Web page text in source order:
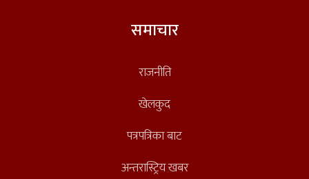
समाचार
राजनीति
खेलकुद
पत्रपत्रिका बाट
अन्तरास्ट्रिय खबर